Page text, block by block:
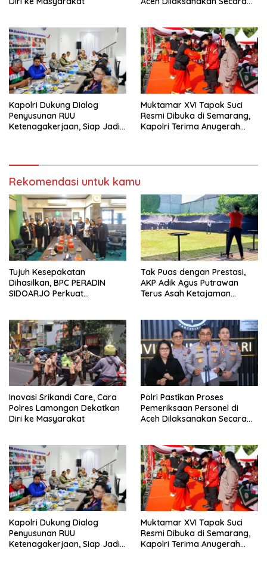
Kapolri Dukung Dialog
Penyusunan RUU
Ketenagakerjaan, Siap Jadi
Muktamar XVI Tapak Suci
Resmi Dibuka di Semarang,
Kapolri Terima Anugerah
Rekomendasi untuk kamu
Tujuh Kesepakatan
Dihasilkan, BPC PERADIN
SIDOARJO Perkuat
Tak Puas dengan Prestasi,
AKP Adik Agus Putrawan
Terus Asah Ketajaman
Inovasi Srikandi Care, Cara
Polres Lamongan Dekatkan
Diri ke Masyarakat
Polri Pastikan Proses
Pemeriksaan Personel di
Aceh Dilaksanakan Secara
Kapolri Dukung Dialog
Penyusunan RUU
Ketenagakerjaan, Siap Jadi
Muktamar XVI Tapak Suci
Resmi Dibuka di Semarang,
Kapolri Terima Anugerah